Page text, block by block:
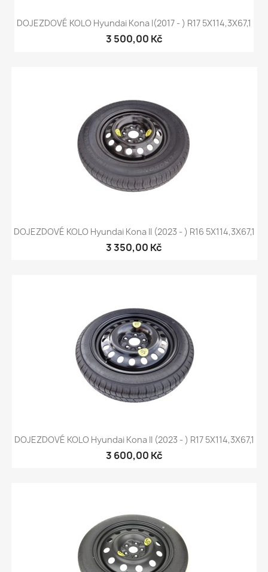
DOJEZDOVÉ KOLO Hyundai Kona I(2017 - ) R17 5X114,3X67,1
3 500,00 Kč
DOJEZDOVÉ KOLO Hyundai Kona II (2023 - ) R16 5X114,3X67,1
3 350,00 Kč
DOJEZDOVÉ KOLO Hyundai Kona II (2023 - ) R17 5X114,3X67,1
3 600,00 Kč